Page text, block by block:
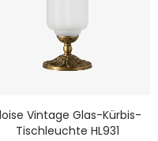
Vintage Glas-Kürbis-
Tischleuchte HL931